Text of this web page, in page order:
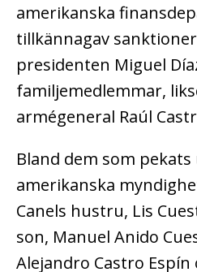
amerikanska
tillkännagav
presidenten Miguel
familjemedlemmar,
armégeneral Raúl
Bland dem som pekats
amerikanska
Canels hustru, Lis
son, Manuel Anido
Alejandro Castro Espín